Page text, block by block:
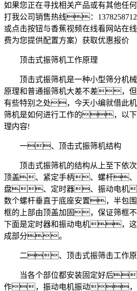
如果您正在寻找相关产品或有其他
打我公司销售热线：
或点击按钮与香蕉视频在线看网站
费为您提供配置方案） 获取优惠报价
顶击式振筛机工作原理
顶击式振筛机是一种小型筛分机
原理和普通振筛机大差不差，但
有些特别之处，今天小编就借此
筛机是如何进行工作的，以下
理内容!
一、顶击式振筛机结构
顶击式振筛机的结构从上至下依
顶盖、紧定手柄、螺杆
盘、定时器、振动电机
数个螺杆垂直于底座安置，半包
框的上部由顶盖加固，保证筛
下面是定时器和振动电机，这
成部分。
二、顶击式振筛击工作原
当各个部位都安装固定好后
作，振动电机振动，